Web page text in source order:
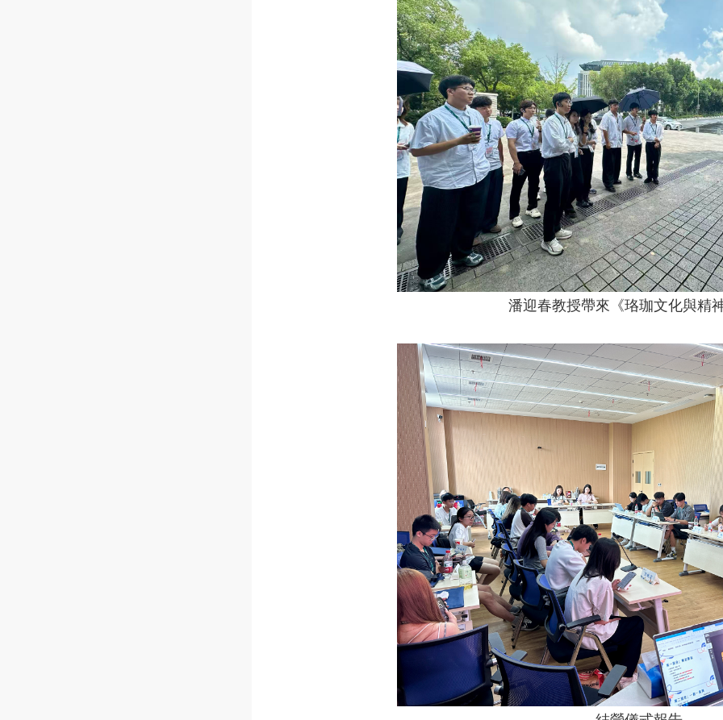
潘迎春教授帶來《珞珈文化與精